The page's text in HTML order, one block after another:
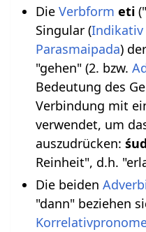
Die Verbform eti
Singular (Indikativ
Parasmaipada) der
"gehen" (2. bzw.
Bedeutung des
Verbindung mit
verwendet, um
auszudrücken:
Reinheit", d.h.
Die beiden
"dann" beziehen